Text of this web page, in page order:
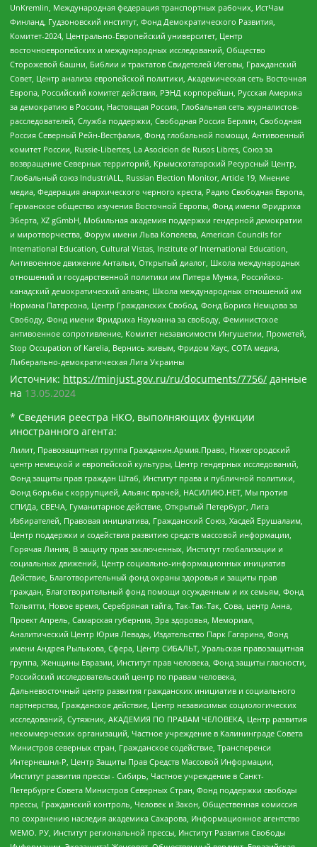
UnKremlin, Международная федерация транспортных рабочих, ИстЧам
Финланд, Гудзоновский институт, Фонд Демократического Развития,
Комитет-2024, Центрально-Европейский университет, Центр
восточноевропейских и международных исследований, Общество
Сторожевой башни, Библии и трактатов Свидетелей Иеговы, Гражданский
Совет, Центр анализа европейской политики, Академическая сеть Восточная
Европа, Российский комитет действия, РЭНД корпорейшн, Русская Америка
за демократию в России, Настоящая Россия, Глобальная сеть журналистов-
расследователей, Служба поддержки, Свободная Россия Берлин, Свободная
Россия Северный Рейн-Вестфалия, Фонд глобальной помощи, Антивоенный
комитет России, Russie-Libertes, La Asocicion de Rusos Libres, Союз за
возвращение Северных территорий, Крымскотатарский Ресурсный Центр,
Глобальный союз IndustriALL, Russian Election Monitor, Article 19, Мнение
медиа, Федерация анархического черного креста, Радио Свободная Европа,
Германское общество изучения Восточной Европы, Фонд имени Фридриха
Эберта, XZ gGmbH, Мобильная академия поддержки гендерной демократии
и миротворчества, Форум имени Льва Копелева, American Councils for
International Education, Cultural Vistas, Institute of International Education,
Антивоенное движение Антальи, Открытый диалог, Школа международных
отношений и государственной политики им Питера Мунка, Российско-
канадский демократический альянс, Школа международных отношений им
Нормана Патерсона, Центр Гражданских Свобод, Фонд Бориса Немцова за
Свободу, Фонд имени Фридриха Науманна за свободу, Феминистское
антивоенное сопротивление, Комитет независимости Ингушетии, Прометей,
Stop Occupation of Karelia, Вернись живым, Фридом Хаус, СОТА медиа,
Либерально-демократическая Лига Украины
Источник: https://minjust.gov.ru/ru/documents/7756/ данные
на 13.05.2024
* Сведения реестра НКО, выполняющих функции
иностранного агента:
Лилит, Правозащитная группа Гражданин.Армия.Право, Нижегородский
центр немецкой и европейской культуры, Центр гендерных исследований,
Фонд защиты прав граждан Штаб, Институт права и публичной политики,
Фонд борьбы с коррупцией, Альянс врачей, НАСИЛИЮ.НЕТ, Мы против
СПИДа, СВЕЧА, Гуманитарное действие, Открытый Петербург, Лига
Избирателей, Правовая инициатива, Гражданский Союз, Хасдей Ерушалаим,
Центр поддержки и содействия развитию средств массовой информации,
Горячая Линия, В защиту прав заключенных, Институт глобализации и
социальных движений, Центр социально-информационных инициатив
Действие, Благотворительный фонд охраны здоровья и защиты прав
граждан, Благотворительный фонд помощи осужденным и их семьям, Фонд
Тольятти, Новое время, Серебряная тайга, Так-Так-Так, Сова, центр Анна,
Проект Апрель, Самарская губерния, Эра здоровья, Мемориал,
Аналитический Центр Юрия Левады, Издательство Парк Гагарина, Фонд
имени Андрея Рылькова, Сфера, Центр СИБАЛЬТ, Уральская правозащитная
группа, Женщины Евразии, Институт прав человека, Фонд защиты гласности,
Российский исследовательский центр по правам человека,
Дальневосточный центр развития гражданских инициатив и социального
партнерства, Гражданское действие, Центр независимых социологических
исследований, Сутяжник, АКАДЕМИЯ ПО ПРАВАМ ЧЕЛОВЕКА, Центр развития
некоммерческих организаций, Частное учреждение в Калининграде Совета
Министров северных стран, Гражданское содействие, Трансперенси
Интернешнл-Р, Центр Защиты Прав Средств Массовой Информации,
Институт развития прессы - Сибирь, Частное учреждение в Санкт-
Петербурге Совета Министров Северных Стран, Фонд поддержки свободы
прессы, Гражданский контроль, Человек и Закон, Общественная комиссия
по сохранению наследия академика Сахарова, Информационное агентство
МЕМО. РУ, Институт региональной прессы, Институт Развития Свободы